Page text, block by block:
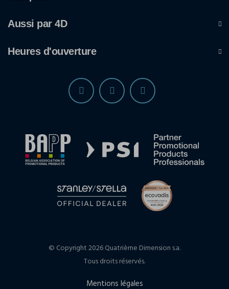
Aussi par 4D
Heures d'ouverture
© Copyright 2026 Quatrième Dimension s.a.
Tous droits réservés.
Mentions légales